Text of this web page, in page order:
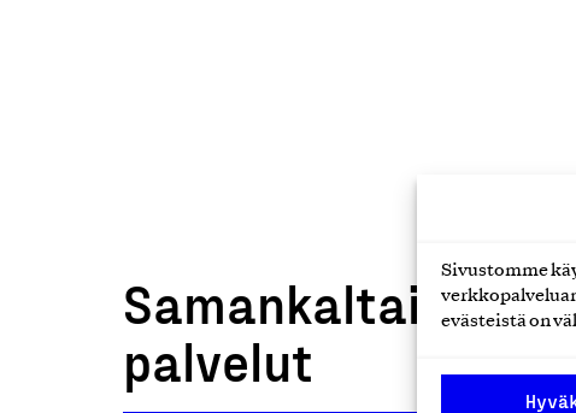
Sivustomme
evästeistä on
Samankaltaiset
palvelut